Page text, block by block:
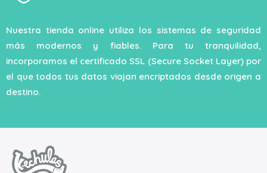
Nuestra tienda online utiliza los sistemas de seguridad
más modernos y fiables. Para tu tranquilidad,
incorporamos el certificado SSL (Secure Socket Layer) por
el que todos tus datos viajan encriptados desde origen a
destino.